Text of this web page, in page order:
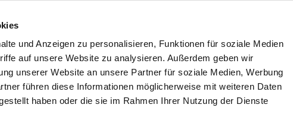
und Anzeigen zu personalisieren, Funktionen für soziale Medien
auf unsere Website zu analysieren. Außerdem geben wir
unserer Website an unsere Partner für soziale Medien, Werbung
führen diese Informationen möglicherweise mit weiteren Daten
haben oder die sie im Rahmen Ihrer Nutzung der Dienste
FOREN STATISTIK ALLE THEMEN